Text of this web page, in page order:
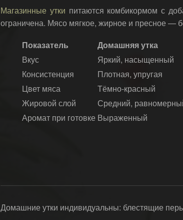
Магазинные утки питаются комбикормом с
ограничена. Мясо мягкое, жирное и пресное —
Показатель
Домашняя утка
Вкус
Яркий, насыщенный
Консистенция
Плотная, упругая
Цвет мяса
Тёмно-красный
Жировой слой
Средний,
Аромат при готовке Выраженный
Домашние утки индивидуальны: блестящие